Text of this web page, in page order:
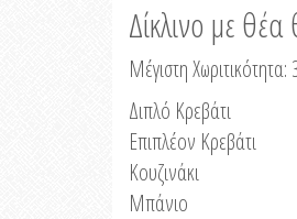
Δίκλινο με
Μέγιστη
Διπλό Κρεβάτι
Επιπλέον Κρεβάτι
Κουζινάκι
Μπάνιο